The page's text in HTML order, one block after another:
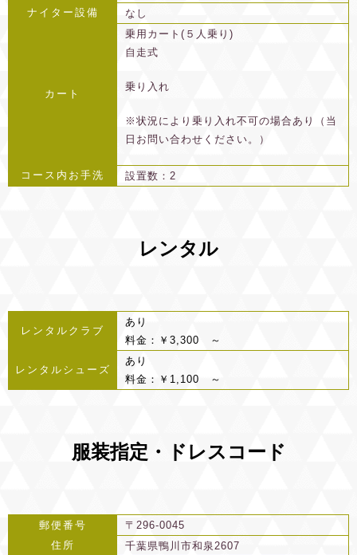
ナイター設備 なし
カート
乗用カート(５人乗り)
自走式
乗り入れ
※状況により乗り入れ不可の場合あり（当
日お問い合わせください。）
コース内お手洗 設置数：2
レンタル
レンタルクラブ
あり
料金：￥3,300 ～
レンタルシューズ
あり
料金：￥1,100 ～
服装指定・ドレスコード
郵便番号
〒296-0045
住所
千葉県鴨川市和泉2607